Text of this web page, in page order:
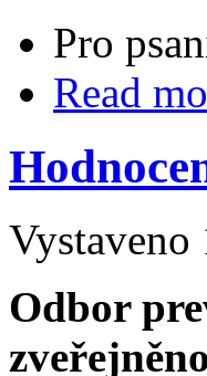
Pro
Read
Vystaveno
Odbor